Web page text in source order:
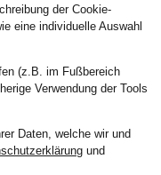
der Cookie-
eine individuelle Auswahl
(z.B. im Fußbereich
Verwendung der Tools
Daten, welche wir und
und